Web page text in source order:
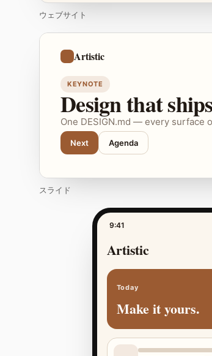
ウェブサイト
Artistic
KEYNOTE
Design that
One DESIGN.md — every surface
Next Agenda
スライド
9:41
Artistic
Today
Make it yours.